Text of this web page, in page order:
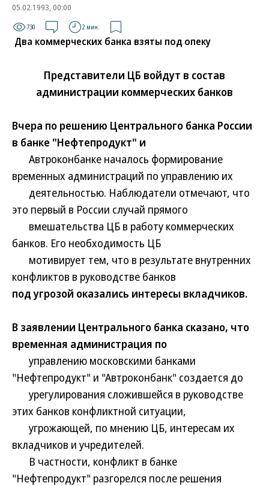
05.02.1993, 00:00
730 2 мин.
Два коммерческих банка взяты под опеку
Представители ЦБ войдут в состав
администрации коммерческих банков
Вчера по решению Центрального банка России
в банке "Нефтепродукт" и
Автроконбанке началось формирование
временных администраций по управлению их
деятельностью. Наблюдатели отмечают, что
это первый в России случай прямого
вмешательства ЦБ в работу коммерческих
банков. Его необходимость ЦБ
мотивирует тем, что в результате внутренних
конфликтов в руководстве банков
под угрозой оказались интересы вкладчиков.
В заявлении Центрального банка сказано, что
временная администрация по
управлению московскими банками
"Нефтепродукт" и "Автроконбанк" создается до
урегулирования сложившейся в руководстве
этих банков конфликтной ситуации,
угрожающей, по мнению ЦБ, интересам их
вкладчиков и учредителей.
В частности, конфликт в банке
"Нефтепродукт" разгорелся после решения